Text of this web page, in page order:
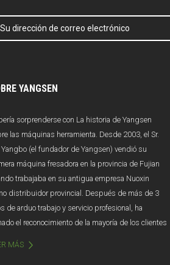
YANGSEN
sorprenderse con La historia de Yangsen
las máquinas herramienta. Desde 2003, el Sr.
Yangbo (el fundador de Yangsen) vendió su
máquina fresadora en la provincia de Fujian
trabajaba en su antigua empresa Nuoxin
distribuidor provincial. Después de más de 3
de arduo trabajo y servicio profesional, ha
el reconocimiento de la mayoría de los clientes
100 millones de yuanes. Desafortunadamente,
MÁS